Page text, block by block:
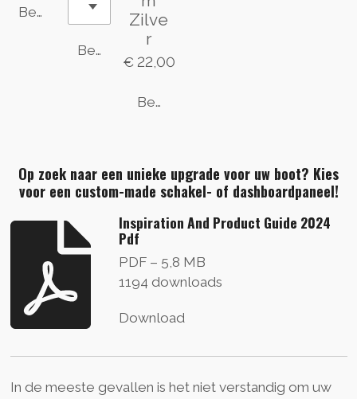
Bekijk details
Bekijk details
Zilve
r
€ 22,00
Bekijk details
Op zoek naar een unieke upgrade voor uw boot? Kies
voor een custom-made schakel- of dashboardpaneel!
Inspiration And Product Guide 2024
Pdf
PDF – 5,8 MB
1194 downloads
Download
In de meeste gevallen is het niet verstandig om uw